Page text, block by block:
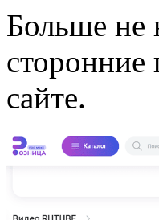
Больше не
сайте.